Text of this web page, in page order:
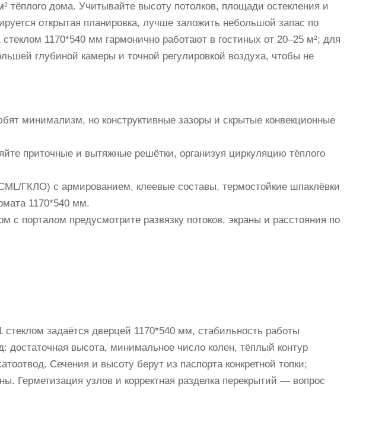
тёплого дома. Учитывайте высоту потолков, площади остекления и
открытая планировка, лучше заложить небольшой запас по
1170*540 мм гармонично работают в гостиных от 20–25 м²; для
глубиной камеры и точной регулировкой воздуха, чтобы не
минимализм, но конструктивные зазоры и скрытые конвекционные
приточные и вытяжные решётки, организуя циркуляцию тёплого
ГКЛО) с армированием, клеевые составы, термостойкие шпаклёвки
1170*540 мм.
порталом предусмотрите развязку потоков, экраны и расстояния по
задаётся дверцей 1170*540 мм, стабильность работы
достаточная высота, минимальное число колен, тёплый контур
Сечения и высоту берут из паспорта конкретной топки;
Герметизация узлов и корректная разделка перекрытий — вопрос